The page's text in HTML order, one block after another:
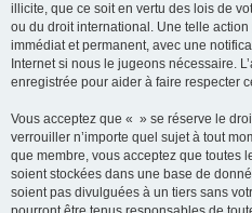
illicite, que ce soit en vertu des lois de
ou du droit international. Une telle
immédiat et permanent, avec une
Internet si nous le jugeons nécessaire.
enregistrée pour aider à faire respecter
Vous acceptez que « » se réserve le
verrouiller n’importe quel sujet à tout
que membre, vous acceptez que toutes
soient stockées dans une base de
soient pas divulguées à un tiers sans